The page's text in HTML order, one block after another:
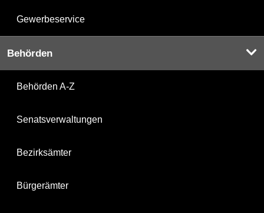
Gewerbeservice
Behörden
Behörden A-Z
Senatsverwaltungen
Bezirksämter
Bürgerämter